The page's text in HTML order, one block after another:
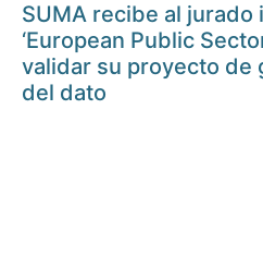
SUMA recibe al
‘European Public
validar su proyecto de
del dato